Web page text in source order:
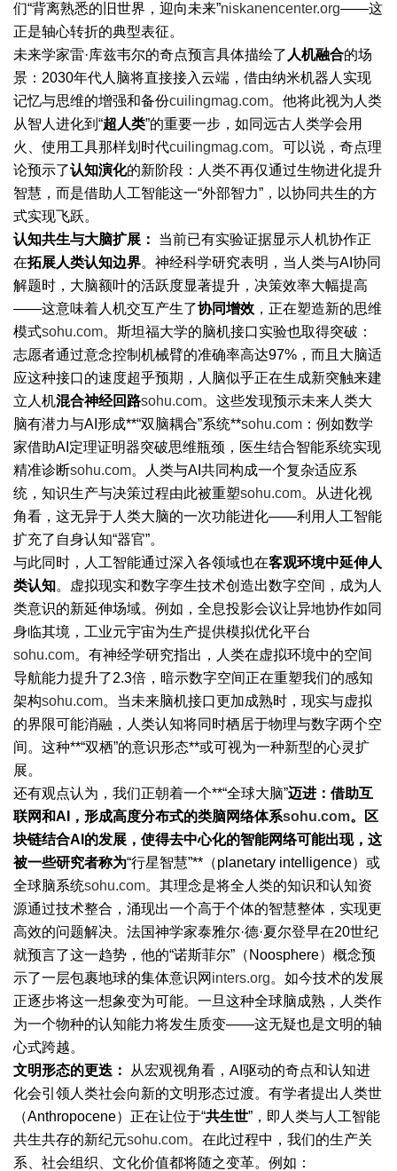
们“背离熟悉的旧世界，迎向未来”niskanencenter.org——这
正是轴心转折的典型表征。
未来学家雷·库兹韦尔的奇点预言具体描绘了 人机融合的场
景：2030年代人脑将直接接入云端，借由纳米机器人实现
记忆与思维的增强和备份cuilingmag.com。他将此视为人类
从智人进化到“超人类”的重要一步，如同远古人类学会用
火、使用工具那样划时代cuilingmag.com。可以说，奇点理
论预示了认知演化的新阶段：人类不再仅通过生物进化提升
智慧，而是借助人工智能这一“外部智力”，以协同共生的方
式实现飞跃。
认知共生与大脑扩展：
当前已有实验证据显示人机协作正
在拓展人类认知边界。神经科学研究表明，当人类与AI协同
解题时，大脑额叶的活跃度显著提升，决策效率大幅提高
——这意味着人机交互产生了协同增效 ，正在塑造新的思维
模式sohu.com。斯坦福大学的脑机接口实验也取得突破：
志愿者通过意念控制机械臂的准确率高达97%，而且大脑适
应这种接口的速度超乎预期，人脑似乎正在生成新突触来建
立人机混合神经回路sohu.com。这些发现预示未来人类大
脑有潜力与AI形成**“双脑耦合”系统**sohu.com ：例如数学
家借助AI定理证明器突破思维瓶颈，医生结合智能系统实现
精准诊断sohu.com。人类与AI共同构成一个复杂适应系
统，知识生产与决策过程由此被重塑sohu.com。从进化视
角看，这无异于人类大脑的一次功能进化——利用人工智能
扩充了自身认知“器官”。
与此同时，人工智能通过深入各领域也在客观环境中延伸人
类认知。虚拟现实和数字孪生技术创造出数字空间，成为人
类意识的新延伸场域。例如，全息投影会议让异地协作如同
身临其境，工业元宇宙为生产提供模拟优化平台
sohu.com。有神经学研究指出，人类在虚拟环境中的空间
导航能力提升了2.3倍，暗示数字空间正在重塑我们的感知
架构sohu.com。当未来脑机接口更加成熟时，现实与虚拟
的界限可能消融，人类认知将同时栖居于物理与数字两个空
间。这种**“双栖”的意识形态**或可视为一种新型的心灵扩
展。
还有观点认为，我们正朝着一个**“全球大脑”迈进：借助互
联网和AI，形成高度分布式的类脑网络体系sohu.com。区
块链结合AI的发展，使得去中心化的智能网络可能出现，这
被一些研究者称为“行星智慧”**（planetary intelligence）或
全球脑系统sohu.com。其理念是将全人类的知识和认知资
源通过技术整合，涌现出一个高于个体的智慧整体，实现更
高效的问题解决。法国神学家泰雅尔·德·夏尔登早在20世纪
就预言了这一趋势，他的“诺斯菲尔”（Noosphere）概念预
示了一层包裹地球的集体意识网 inters.org。如今技术的发展
正逐步将这一想象变为可能。一旦这种全球脑成熟，人类作
为一个物种的认知能力将发生质变——这无疑也是文明的轴
心式跨越。
文明形态的更迭：
从宏观视角看，AI驱动的奇点和认知进
化会引领人类社会向新的文明形态过渡。有学者提出人类世
（Anthropocene）正在让位于“共生世”，即人类与人工智能
共生共存的新纪元sohu.com。在此过程中，我们的生产关
系、社会组织、文化价值都将随之变革。例如：